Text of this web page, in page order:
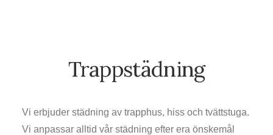
Trappstädning
Vi erbjuder städning av trapphus, hiss och tvättstuga.
Vi anpassar alltid vår städning efter era önskemål